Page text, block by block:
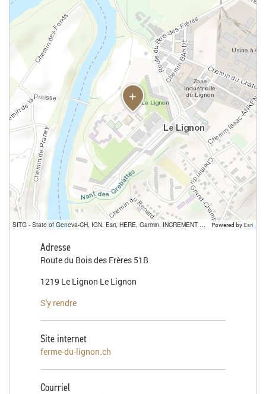
SITG - State of Geneva-CH, IGN, Esri, HERE, Garmin, INCREMENT P, USGS, METI/NASA Powered byEsri
Adresse
Route du Bois des Frères 51B
1219 Le Lignon Le Lignon
S'y rendre
Site internet
ferme-du-lignon.ch
Courriel